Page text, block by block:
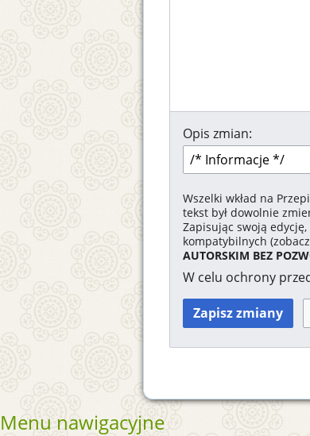
Opis zmian:
Wszelki wkład na
tekst był dowolnie
Zapisując swoją
kompatybilnych
AUTORSKIM BEZ
W celu ochrony
Menu nawigacyjne